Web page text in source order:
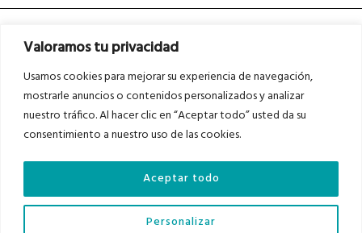
Valoramos tu privacidad
Usamos cookies para mejorar su experiencia de navegación,
mostrarle anuncios o contenidos personalizados y analizar
nuestro tráfico. Al hacer clic en “Aceptar todo” usted da su
consentimiento a nuestro uso de las cookies.
Personalizar
Aceptar todo
Asociados a
Auditados por